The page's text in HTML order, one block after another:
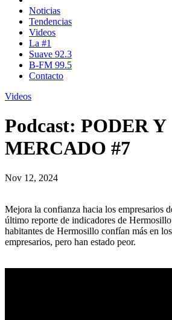
Noticias
Tendencias
Videos
La #1
Suave 92.3
B-FM 99.5
Contacto
Videos
Podcast: PODER Y
MERCADO #7
Nov 12, 2024
Mejora la confianza hacia los empresarios
último reporte de indicadores de
habitantes de Hermosillo confían más en
empresarios, pero han estado peor.